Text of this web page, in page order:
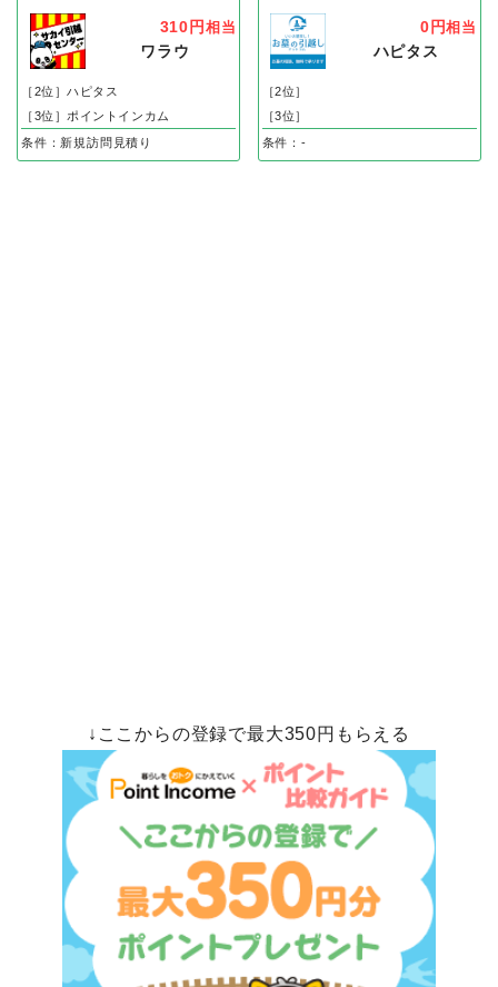
310円 相当
ワラウ
［2位］ハピタス
［3位］ポイントインカム
条件：新規訪問見積り
0円相当
ハピタス
［2位］
［3位］
条件：-
↓ここからの登録で最大350円もらえる